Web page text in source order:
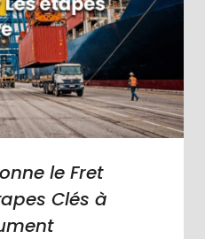
le Fret
Clés à